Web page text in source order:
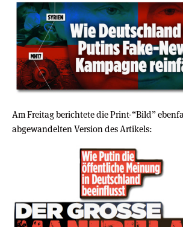
Am Freitag berichtete die Print-“Bild”
abgewandelten Version des Artikels: